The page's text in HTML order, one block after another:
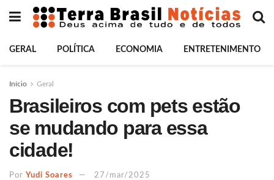
GERAL POLÍTICA ECONOMIA ENTRETENIMENTO
Início Geral
Brasileiros com pets estão
se mudando para essa
cidade!
Por Yudi Soares 27/mar/2025